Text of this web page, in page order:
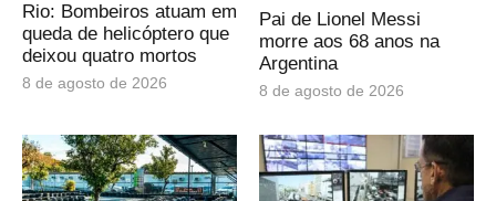
Rio: Bombeiros atuam em
queda de helicóptero que
deixou quatro mortos
8 de agosto de 2026
Pai de Lionel Messi
morre aos 68 anos na
Argentina
8 de agosto de 2026